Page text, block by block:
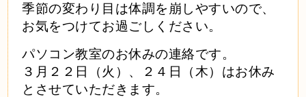
季節の変わり目は体調を崩しやすいので、
お気をつけてお過ごしください。
パソコン教室のお休みの連絡です。
３月２２日（火）、２４日（木）はお休み
とさせていただきます。